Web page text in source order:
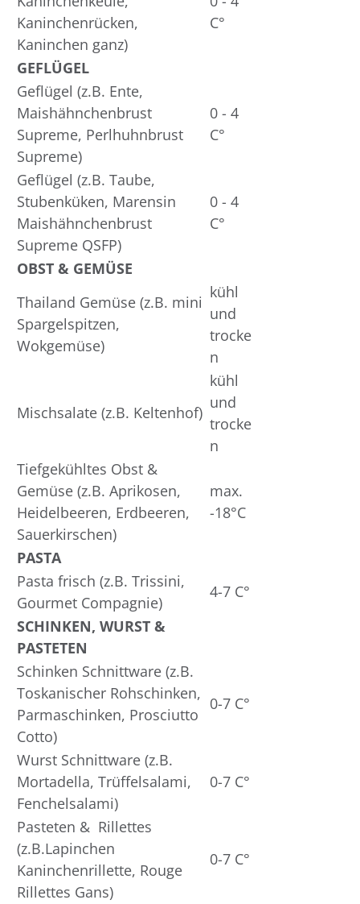
Kaninchenrücken,
Kaninchen ganz)
C°
GEFLÜGEL
Geflügel (z.B. Ente,
Maishähnchenbrust
Supreme, Perlhuhnbrust
Supreme)
0 - 4
C°
Geflügel (z.B. Taube,
Stubenküken, Marensin
Maishähnchenbrust
Supreme QSFP)
0 - 4
C°
OBST & GEMÜSE
Thailand Gemüse (z.B. mini
Spargelspitzen,
Wokgemüse)
kühl
und
trocke
n
Mischsalate (z.B. Keltenhof)
kühl
und
trocke
n
Tiefgekühltes Obst &
Gemüse (z.B. Aprikosen,
Heidelbeeren, Erdbeeren,
Sauerkirschen)
max.
-18°C
PASTA
Pasta frisch (z.B. Trissini,
Gourmet Compagnie)
4-7 C°
SCHINKEN, WURST &
PASTETEN
Schinken Schnittware (z.B.
Toskanischer Rohschinken,
Parmaschinken, Prosciutto
Cotto)
0-7 C°
Wurst Schnittware (z.B.
Mortadella, Trüffelsalami,
Fenchelsalami)
0-7 C°
Pasteten & Rillettes
(z.B.Lapinchen
Kaninchenrillette, Rouge
Rillettes Gans)
0-7 C°